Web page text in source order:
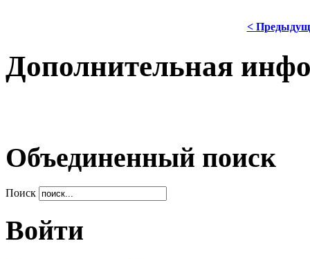
<
Дополнительная
Объединенный поиск
Поиск
Войти